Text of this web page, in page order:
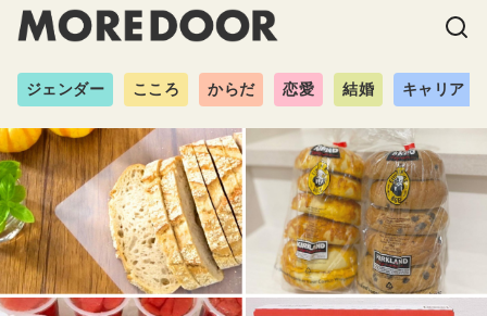
ジェンダー こころ からだ 恋愛 結婚 キャリア